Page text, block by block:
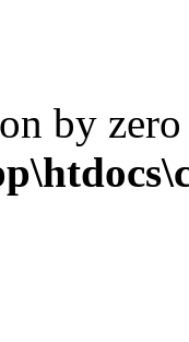
by